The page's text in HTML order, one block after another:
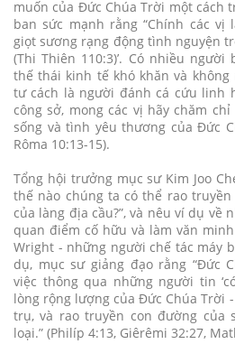
muốn của Đức Chúa Trời một cách
ban sức mạnh rằng “Chính các vị
giọt sương rạng động tình nguyện
(Thi Thiên 110:3)’. Có nhiều
thế thái kinh tế khó khăn và không
tư cách là người đánh cá cứu linh
công sở, mong các vị hãy chăm
sống và tình yêu thương của Đức
Rôma 10:13-15).
Tổng hội trưởng mục sư Kim Joo
thế nào chúng ta có thể rao
của làng địa cầu?”, và nêu ví dụ về
quan điểm cố hữu và làm văn
Wright - những người chế tác máy
dụ, mục sư giảng đạo rằng “Đức
việc thông qua những người tin
lòng rộng lượng của Đức Chúa Trời
trụ, và rao truyền con đường của
loại.” (Philíp 4:13, Giêrêmi 32:27,